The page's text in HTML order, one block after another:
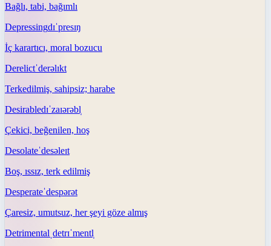
Bağlı, tabi, bağımlı
Depressingdɪˈpresɪŋ
İç karartıcı, moral bozucu
Derelictˈderəlɪkt
Terkedilmiş, sahipsiz; harabe
Desirabledɪˈzaɪərəbl̩
Çekici, beğenilen, hoş
Desolateˈdesəleɪt
Boş, ıssız, terk edilmiş
Desperateˈdespərət
Çaresiz, umutsuz, her şeyi göze almış
Detrimental ˌdetrɪˈmentl̩